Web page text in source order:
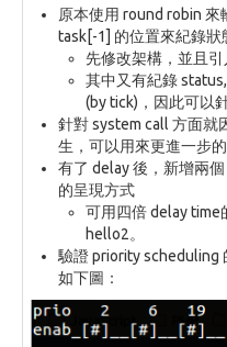
登入 / 註冊帳號
原本使用 round robin
task[-1] 的位置來紀錄狀
先修改架構，並且
其中又有紀錄
(by tick)，因此可以
針對 system call 方面就
生，可以用來更進一步
有了 delay 後，新增兩
的呈現方式
可用四倍 delay time
hello2。
驗證 priority scheduling
如下圖：